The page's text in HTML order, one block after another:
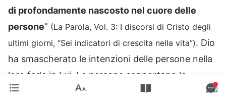
di profondamente nascosto nel cuore delle
persone” (La Parola, Vol. 3: I discorsi di Cristo degli
ultimi giorni, “Sei indicatori di crescita nella vita”). Dio
ha smascherato le intenzioni delle persone nella
loro fede in Lui. Le persone sopportano le
sofferenze e si spendono nei loro doveri per le